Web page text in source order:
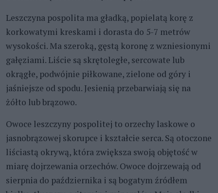
Leszczyna pospolita ma gładką, popielatą korę z
korkowatymi kreskami i dorasta do 5-7 metrów
wysokości. Ma szeroką, gęstą koronę z wzniesionymi
gałęziami. Liście są skrętoległe, sercowate lub
okrągłe, podwójnie piłkowane, zielone od góry i
jaśniejsze od spodu. Jesienią przebarwiają się na
żółto lub brązowo.
Owoce leszczyny pospolitej to orzechy laskowe o
jasnobrązowej skorupce i kształcie serca. Są otoczone
liściastą okrywą, która zwiększa swoją objętość w
miarę dojrzewania orzechów. Owoce dojrzewają od
sierpnia do października i są bogatym źródłem